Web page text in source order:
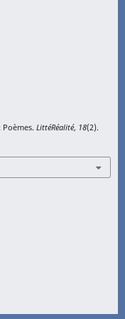
LittéRéalité, 18(2).